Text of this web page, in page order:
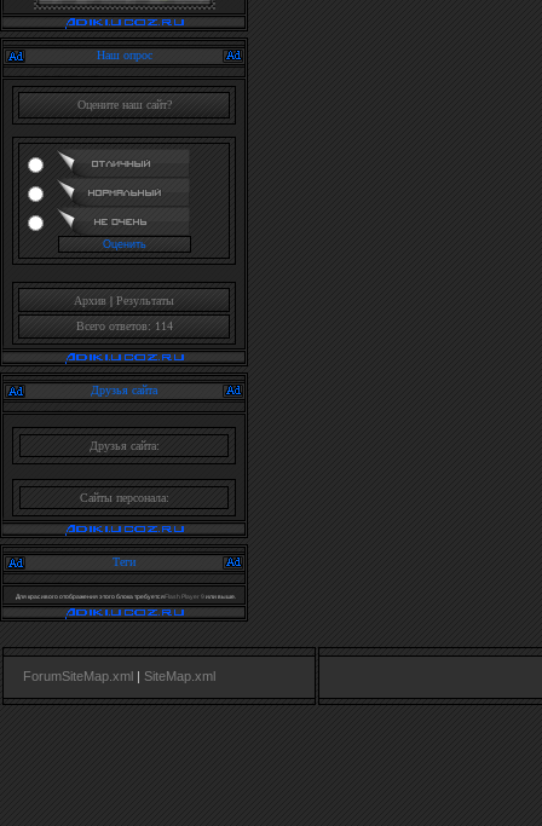
Наш опрос
Оцените наш сайт?
Архив | Результаты
Всего ответов: 114
Друзья сайта
Друзья сайта:
Сайты персонала:
Теги
Для красивого отображения этого блока требуетсяFlash Player 9или выше.
ForumSiteMap.xml | SiteMap.xml